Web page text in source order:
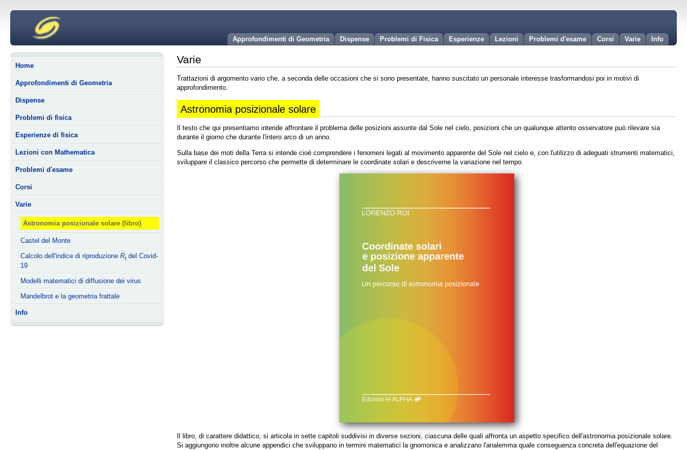
Info
Varie
Corsi
Problemi d'esame
Lezioni
Esperienze
Problemi di Fisica
Dispense
Approfondimenti di Geometria
Home
Approfondimenti di Geometria
Dispense
Problemi di fisica
Esperienze di fisica
Lezioni con Mathematica
Problemi d'esame
Corsi
Varie
Astronomia posizionale solare (libro)
Castel del Monte
Calcolo dell'indice di riproduzione Rtdel Covid-
19
Modelli matematici di diffusione dei virus
Mandelbrot e la geometria frattale
Info
Varie
Trattazioni di argomento vario che, a seconda delle occasioni che si sono presentate, hanno suscitato un personale interesse trasformandosi poi in motivi di
approfondimento.
Astronomia posizionale solare
Il testo che qui presentiamo intende affrontare il problema delle posizioni assunte dal Sole nel cielo, posizioni che un qualunque attento osservatore può rilevare sia
durante il giorno che durante l'intero arco di un anno.
Sulla base dei moti della Terra si intende cioè comprendere i fenomeni legati al movimento apparente del Sole nel cielo e, con l'utilizzo di adeguati strumenti matematici,
sviluppare il classico percorso che permette di determinare le coordinate solari e descriverne la variazione nel tempo.
Il libro, di carattere didattico, si articola in sette capitoli suddivisi in diverse sezioni, ciascuna delle quali affronta un aspetto specifico dell'astronomia posizionale solare.
Si aggiungono inoltre alcune appendici che sviluppano in termini matematici la gnomonica e analizzano l'analemma quale conseguenza concreta dell'equazione del